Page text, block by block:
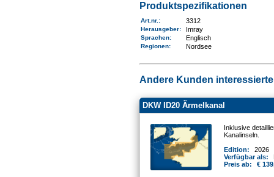
Produktspezifikationen
Art.nr. : 3312
Herausgeber: Imray
Sprachen: Englisch
Regionen: Nordsee
Andere Kunden
DKW ID20 Ärmelkanal
Inklusive
Kanalinseln.
Edition:
2026
Verfügbar als:
Preis ab:
€